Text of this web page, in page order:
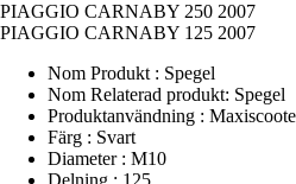
PIAGGIO CARNABY 250 2007
PIAGGIO CARNABY 125 2007
Nom Produkt : Spegel
Nom Relaterad produkt: Spegel
Produktanvändning :
Färg : Svart
Diameter : M10